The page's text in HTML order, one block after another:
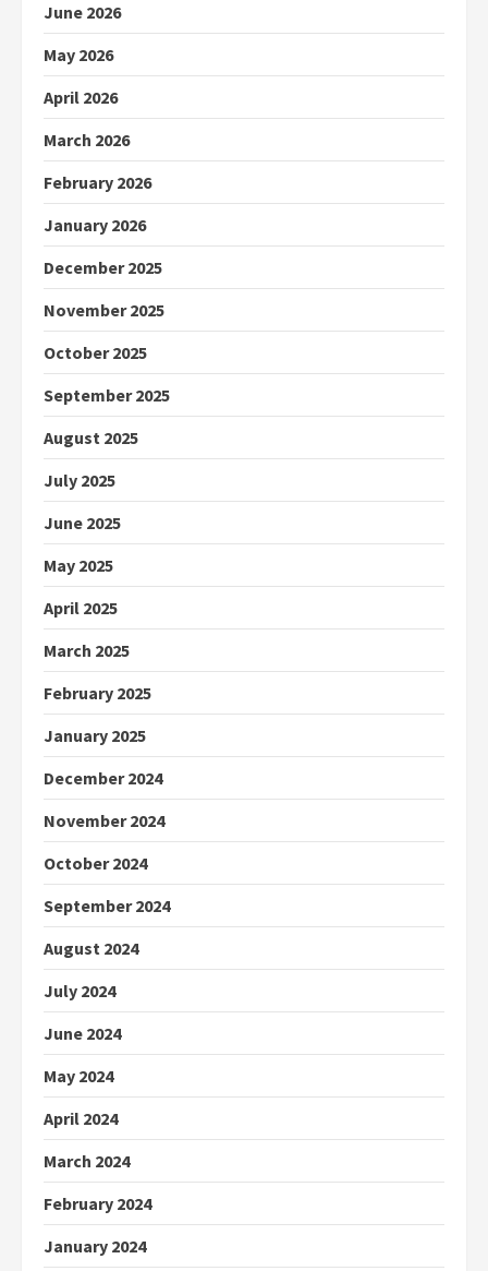
June 2026
May 2026
April 2026
March 2026
February 2026
January 2026
December 2025
November 2025
October 2025
September 2025
August 2025
July 2025
June 2025
May 2025
April 2025
March 2025
February 2025
January 2025
December 2024
November 2024
October 2024
September 2024
August 2024
July 2024
June 2024
May 2024
April 2024
March 2024
February 2024
January 2024